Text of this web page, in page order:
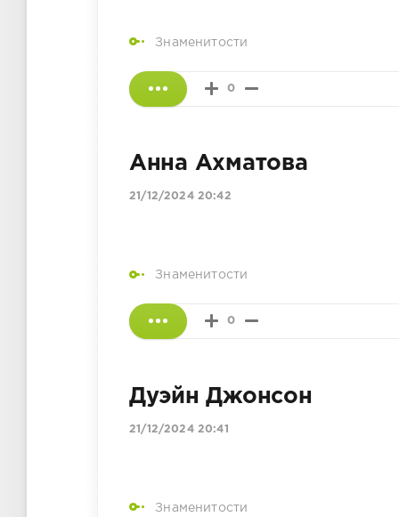
Знаменитости
0
Анна Ахматова
21/12/2024 20:42
Знаменитости
0
Дуэйн Джонсон
21/12/2024 20:41
Знаменитости